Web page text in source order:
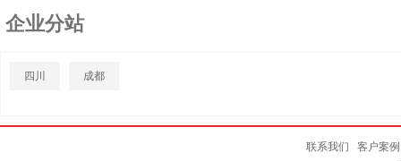
企业分站
四川 成都
联系我们
客户案例